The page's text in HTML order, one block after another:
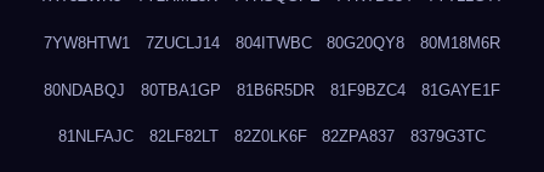
7YW8HTW1 7ZUCLJ14 804ITWBC 80G20QY8 80M18M6R
80NDABQJ 80TBA1GP 81B6R5DR 81F9BZC4 81GAYE1F
81NLFAJC 82LF82LT 82Z0LK6F 82ZPA837 8379G3TC